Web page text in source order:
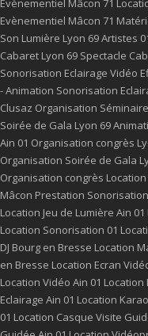
Evènementiel Mâcon 71
Evènementiel Mâcon 71
Son Lumière Lyon 69Artistes
Cabaret Lyon 69 Spectacle
Sonorisation Eclairage Vidéo
- Animation Sonorisation
Clusaz Organisation
Soirée de Gala Lyon 69
Ain 01 Organisation congrès
Organisation Soirée de Gala
Organisation congrès
Mâcon Prestation
Location Jeu de Lumière Ain 01
Location Sonorisation 01
DJ Bourg en Bresse Location
en Bresse Location Ecran
Location Vidéo Ain 01 Location
Eclairage Ain 01 Location
01 Location Casque Visite